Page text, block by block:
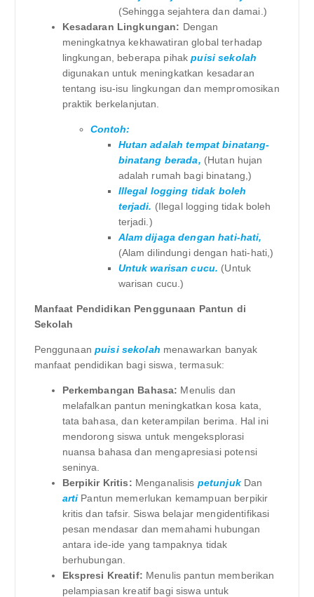
(Sehingga sejahtera dan damai.)
Kesadaran Lingkungan: Dengan
meningkatnya kekhawatiran global terhadap
lingkungan, beberapa pihakpuisi sekolah
digunakan untuk meningkatkan kesadaran
tentang isu-isu lingkungan dan mempromosikan
praktik berkelanjutan.
Contoh:
Hutan adalah tempat binatang-
binatang berada, (Hutan hujan
adalah rumah bagi binatang,)
Illegal logging tidak boleh
terjadi. (Ilegal logging tidak boleh
terjadi.)
Alam dijaga dengan hati-hati,
(Alam dilindungi dengan hati-hati,)
Untuk warisan cucu. (Untuk
warisan cucu.)
Manfaat Pendidikan Penggunaan Pantun di
Sekolah
Penggunaanpuisi sekolah menawarkan banyak
manfaat pendidikan bagi siswa, termasuk:
Perkembangan Bahasa: Menulis dan
melafalkan pantun meningkatkan kosa kata,
tata bahasa, dan keterampilan berima. Hal ini
mendorong siswa untuk mengeksplorasi
nuansa bahasa dan mengapresiasi potensi
seninya.
Berpikir Kritis: Menganalisis petunjukDan
arti Pantun memerlukan kemampuan berpikir
kritis dan tafsir. Siswa belajar mengidentifikasi
pesan mendasar dan memahami hubungan
antara ide-ide yang tampaknya tidak
berhubungan.
Ekspresi Kreatif: Menulis pantun memberikan
pelampiasan kreatif bagi siswa untuk